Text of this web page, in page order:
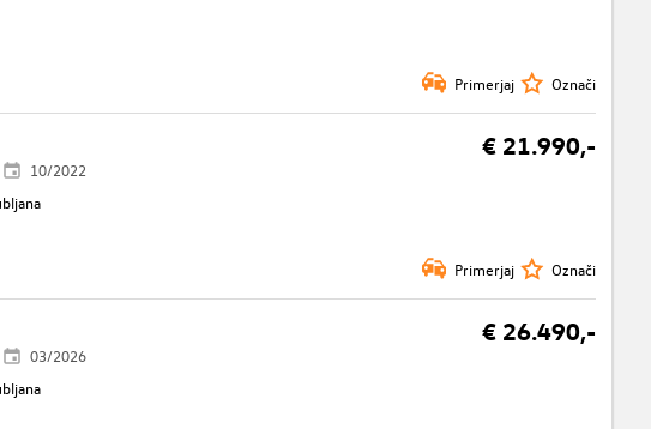
Primerjaj Označi
€ 21.990,-
10/2022
Primerjaj Označi
€ 26.490,-
03/2026